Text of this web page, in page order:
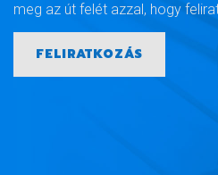
meg az út felét azzal, hogy
FELIRATKOZÁS